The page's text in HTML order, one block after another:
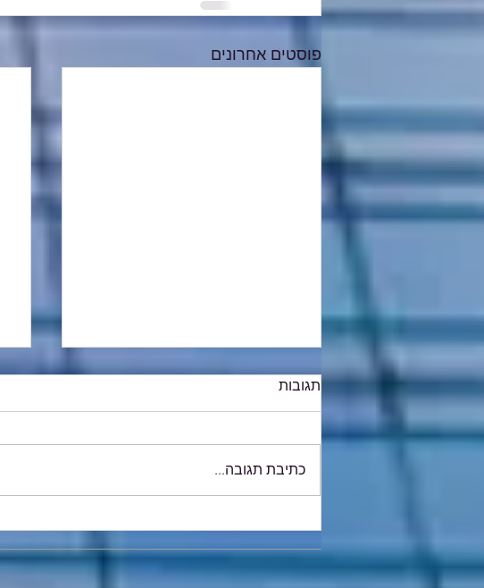
פוסטים אחרונים
תגובות
כתיבת תגובה...